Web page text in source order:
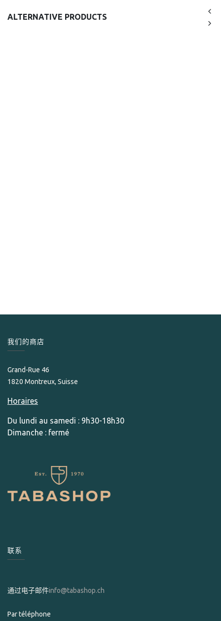
ALTERNATIVE PRODUCTS
我们的商店
Grand-Rue 46
1820 Montreux, Suisse
Horaires
Du lundi au samedi : 9h30-18h30
Dimanche : fermé
联系
通过电子邮件info@tabashop.ch
Par téléphone